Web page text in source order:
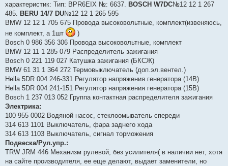
характеристик: Тип: BPR6EIX №: 6637. BOSCH W7DC№12 12 1 267
485. BERU 14/7 DU№12 12 1 265 595
BMW 12 12 1 705 675 Провода высоковольтные, комплект(извеняюсь,
не комплект, а 1шт
)
Bosch 0 986 356 306 Провода высоковольтные, комплект
BMW 12 11 1 285 079 Распределитель зажигания
Bosch 0 221 119 027 Катушка зажигания (БКСЖ)
BMW 61 31 1 364 272 Термовыключатель (доп.эл.вентел.)
Hella 5DR 004 246-331 Регулятор напряжения генератора (14В)
Hella 5DR 004 241-151 Регулятор напряжения генератора (15В)
Bosch 1 237 013 052 Группа контактная распределителя зажигания
Электрика:
100 955 0002 Водяной насос, стеклоомыватель спереди
314 613 1101 Выключатель, фара заднего хода
314 613 1103 Выключатель, сигнал торможения
Подвеска/Рул.упр.:
TRW JRM 446 Механизм рулевой, без усилителя( в наличии нет, хотя
на сайте производителя, ее еще делают, выдает заменители, но